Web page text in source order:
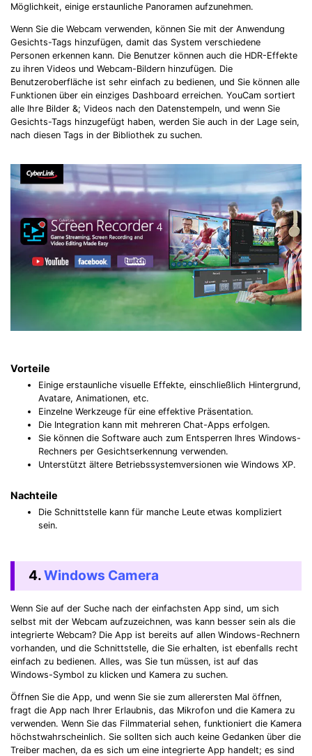
Möglichkeit, einige erstaunliche Panoramen aufzunehmen.
Wenn Sie die Webcam verwenden, können Sie mit der Anwendung
Gesichts-Tags hinzufügen, damit das System verschiedene
Personen erkennen kann. Die Benutzer können auch die HDR-Effekte
zu ihren Videos und Webcam-Bildern hinzufügen. Die
Benutzeroberfläche ist sehr einfach zu bedienen, und Sie können alle
Funktionen über ein einziges Dashboard erreichen. YouCam sortiert
alle Ihre Bilder &; Videos nach den Datenstempeln, und wenn Sie
Gesichts-Tags hinzugefügt haben, werden Sie auch in der Lage sein,
nach diesen Tags in der Bibliothek zu suchen.
Vorteile
Einige erstaunliche visuelle Effekte, einschließlich Hintergrund,
Avatare, Animationen, etc.
Einzelne Werkzeuge für eine effektive Präsentation.
Die Integration kann mit mehreren Chat-Apps erfolgen.
Sie können die Software auch zum Entsperren Ihres Windows-
Rechners per Gesichtserkennung verwenden.
Unterstützt ältere Betriebssystemversionen wie Windows XP.
Nachteile
Die Schnittstelle kann für manche Leute etwas kompliziert
sein.
4.Windows Camera
Wenn Sie auf der Suche nach der einfachsten App sind, um sich
selbst mit der Webcam aufzuzeichnen, was kann besser sein als die
integrierte Webcam? Die App ist bereits auf allen Windows-Rechnern
vorhanden, und die Schnittstelle, die Sie erhalten, ist ebenfalls recht
einfach zu bedienen. Alles, was Sie tun müssen, ist auf das
Windows-Symbol zu klicken und Kamera zu suchen.
Öffnen Sie die App, und wenn Sie sie zum allerersten Mal öffnen,
fragt die App nach Ihrer Erlaubnis, das Mikrofon und die Kamera zu
verwenden. Wenn Sie das Filmmaterial sehen, funktioniert die Kamera
höchstwahrscheinlich. Sie sollten sich auch keine Gedanken über die
Treiber machen, da es sich um eine integrierte App handelt; es sind